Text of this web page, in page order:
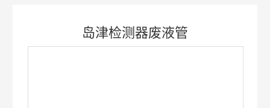
岛津检测器废液管